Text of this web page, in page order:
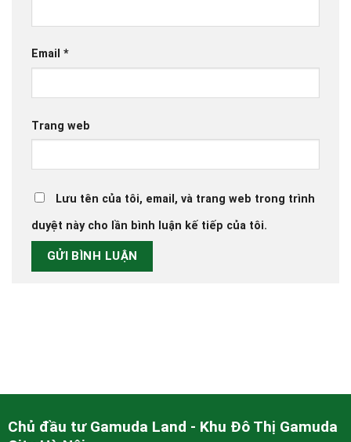
Email *
Trang web
Lưu tên của tôi, email, và trang web trong trình
duyệt này cho lần bình luận kế tiếp của tôi.
Chủ đầu tư Gamuda Land - Khu Đô Thị Gamuda